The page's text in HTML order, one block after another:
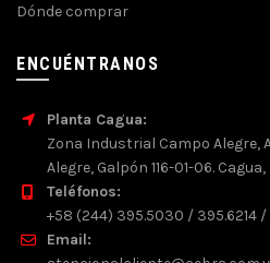
Dónde comprar
ENCUÉNTRANOS
Planta Cagua:
Zona Industrial Campo Alegre,
Alegre, Galpón 116-01-06.
Teléfonos:
+58 (244) 395.5030 / 395.6214 /
Email: